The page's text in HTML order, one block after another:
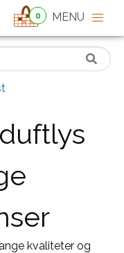
0
kvaliteter og